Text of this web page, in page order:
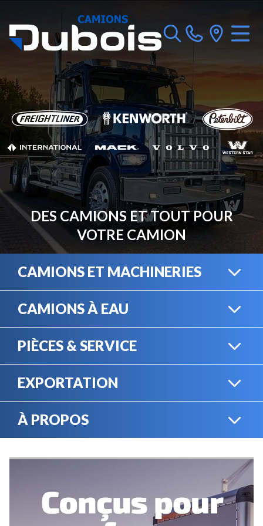
DES CAMIONS ET TOUT POUR
VOTRE CAMION
CAMIONS ET MACHINERIES
ÉQUIPEMENT
CAMIONS À EAU
PIÈCES & SERVICE
SERVICE MÉCANIQUE
EXPORTATION
À PROPOS